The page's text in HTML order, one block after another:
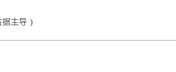
据主导 )